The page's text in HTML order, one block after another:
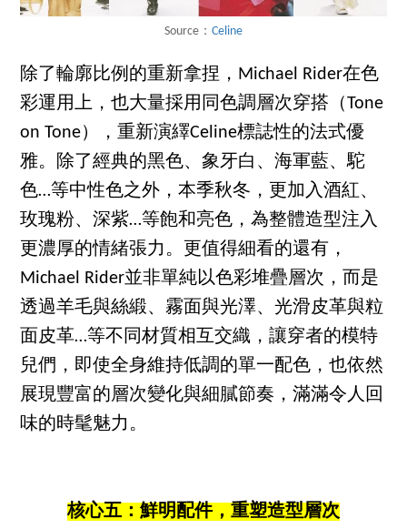
Source： Celine
除了輪廓比例的重新拿捏，Michael Rider在色
彩運用上，也大量採用同色調層次穿搭（Tone
on Tone），重新演繹Celine標誌性的法式優
雅。除了經典的黑色、象牙白、海軍藍、駝
色…等中性色之外，本季秋冬，更加入酒紅、
玫瑰粉、深紫…等飽和亮色，為整體造型注入
更濃厚的情緒張力。更值得細看的還有，
Michael Rider並非單純以色彩堆疊層次，而是
透過羊毛與絲緞、霧面與光澤、光滑皮革與粒
面皮革…等不同材質相互交織，讓穿者的模特
兒們，即使全身維持低調的單一配色，也依然
展現豐富的層次變化與細膩節奏，滿滿令人回
味的時髦魅力。
核心五：鮮明配件，重塑造型層次